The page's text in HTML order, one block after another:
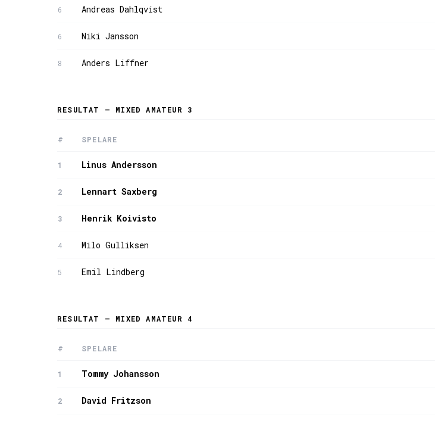
6 Andreas Dahlqvist
6 Niki Jansson
8 Anders Liffner
RESULTAT — MIXED AMATEUR 3
# SPELARE
1 Linus Andersson
2 Lennart Saxberg
3 Henrik Koivisto
4 Milo Gulliksen
5 Emil Lindberg
RESULTAT — MIXED AMATEUR 4
# SPELARE
1 Tommy Johansson
2 David Fritzson